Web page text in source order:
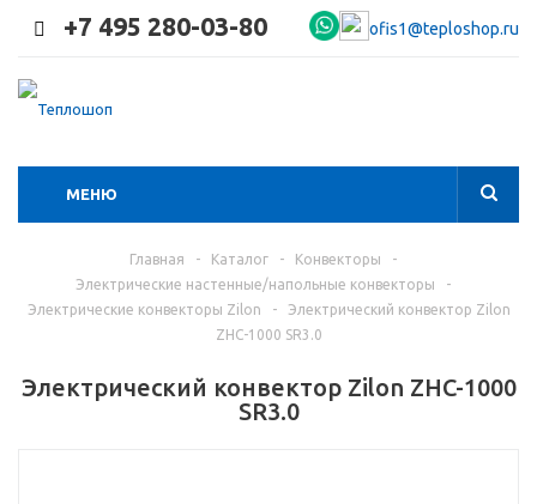
+7 495 280-03-80 ofis1@teploshop.ru
МЕНЮ
Главная - Каталог - Конвекторы
-
Электрические настенные/напольные конвекторы
-
Электрические конвекторы Zilon
-
Электрический конвектор Zilon
ZHC-1000 SR3.0
Электрический конвектор Zilon ZHC-1000
SR3.0